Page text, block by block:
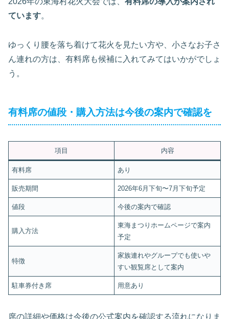
ています。
ゆっくり腰を落ち着けて花火を見たい方や、小さなお子さ
ん連れの方は、有料席も候補に入れてみてはいかがでしょ
う。
有料席の値段・購入方法は今後の案内で確認を
項目 内容
有料席 あり
販売期間 2026年6月下旬〜7月下旬予定
値段 今後の案内で確認
購入方法
東海まつりホームページで案内
予定
特徴
家族連れやグループでも使いや
すい観覧席として案内
駐車券付き席 用意あり
席の詳細や価格は今後の公式案内を確認する流れになりま